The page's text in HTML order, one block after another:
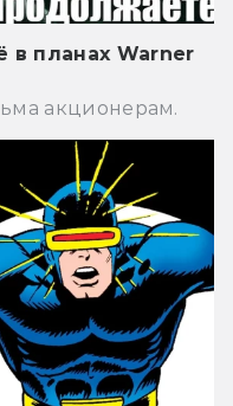
в планах Warner
акционерам.